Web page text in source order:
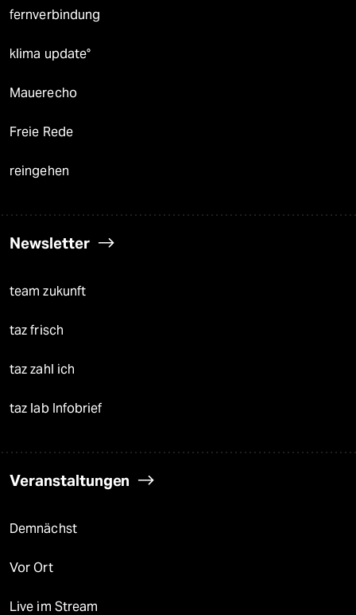
fernverbindung
klima update°
Mauerecho
Freie Rede
reingehen
Newsletter
team zukunft
taz frisch
taz zahl ich
taz lab Infobrief
Veranstaltungen
Demnächst
Vor Ort
Live im Stream